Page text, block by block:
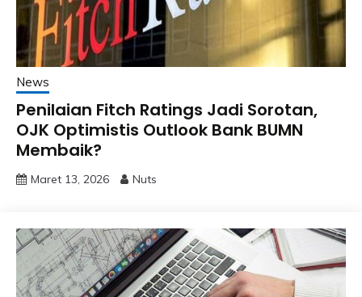
News
Penilaian Fitch Ratings Jadi Sorotan,
OJK Optimistis Outlook Bank BUMN
Membaik?
Maret 13, 2026 Nuts